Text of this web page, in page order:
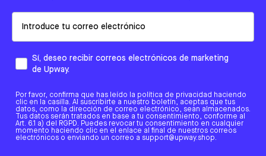
Sí, deseo recibir correos electrónicos de marketing
de Upway.
Por favor, confirma que has leído la política de privacidad haciendo
clic en la casilla. Al suscribirte a nuestro boletín, aceptas que tus
datos, como la dirección de correo electrónico, sean almacenados.
Tus datos serán tratados en base a tu consentimiento, conforme al
Art. 6.1 a) del RGPD. Puedes revocar tu consentimiento en cualquier
momento haciendo clic en el enlace al final de nuestros correos
electrónicos o enviando un correo a support@upway.shop.